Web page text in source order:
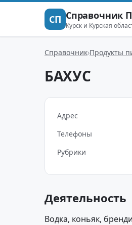
СП Справочник
Курск и Курская
Справочник Продукты
БАХУС
Адрес
Телефоны
Рубрики
Деятельность
Водка, коньяк,